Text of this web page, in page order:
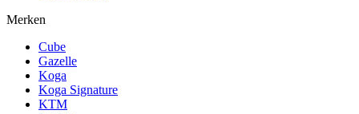
Merken
Cube
Gazelle
Koga
Koga Signature
KTM